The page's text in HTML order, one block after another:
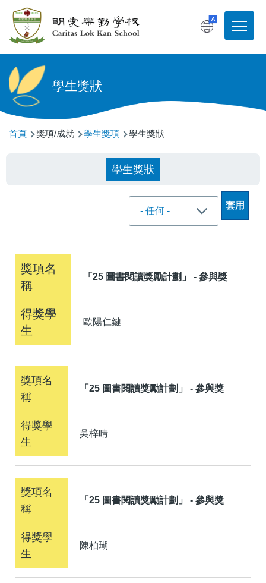
移至主內容
Main
學生獎狀
導
首頁 獎項/成就 學生獎項 學生獎狀
學生獎狀
「25 圖書閱讀獎勵計劃」 - 參與獎
歐陽仁鍵
「25 圖書閱讀獎勵計劃」 - 參與獎
吳梓晴
「25 圖書閱讀獎勵計劃」 - 參與獎
陳柏瑚